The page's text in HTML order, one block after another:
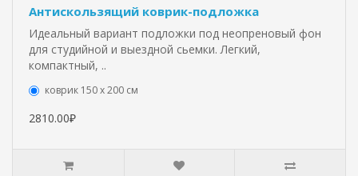
Антискользящий коврик-подложка
Идеальный вариант подложки под неопреновый фон
для студийной и выездной сьемки. Легкий,
компактный, ..
коврик 150 х 200 см
2810.00₽